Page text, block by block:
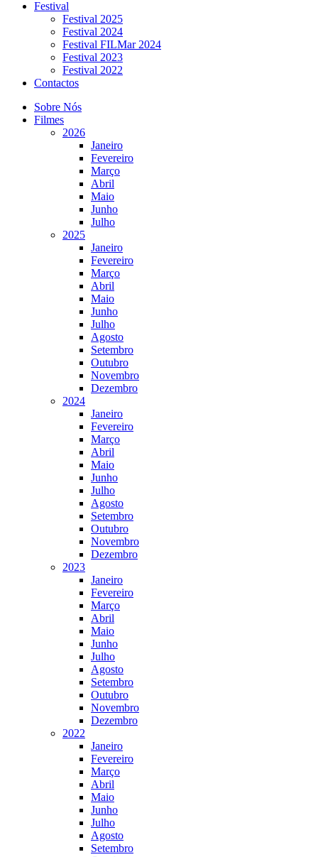
Festival
Festival 2025
Festival 2024
Festival FILMar 2024
Festival 2023
Festival 2022
Contactos
Sobre Nós
Filmes
2026
Janeiro
Fevereiro
Março
Abril
Maio
Junho
Julho
2025
Janeiro
Fevereiro
Março
Abril
Maio
Junho
Julho
Agosto
Setembro
Outubro
Novembro
Dezembro
2024
Janeiro
Fevereiro
Março
Abril
Maio
Junho
Julho
Agosto
Setembro
Outubro
Novembro
Dezembro
2023
Janeiro
Fevereiro
Março
Abril
Maio
Junho
Julho
Agosto
Setembro
Outubro
Novembro
Dezembro
2022
Janeiro
Fevereiro
Março
Abril
Maio
Junho
Julho
Agosto
Setembro